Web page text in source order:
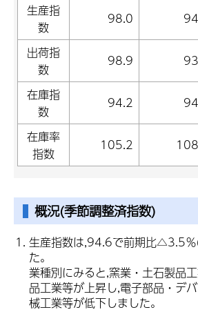
生産指
数
98.0
出荷指
数
98.9
在庫指
数
94.2
在庫率
指数
105.2
概況(季節調整済指数)
生産指数は,94.6で前期比△3.5％
た。
業種別にみると,窯業・土石製品
品工業等が上昇し,電子部品・デ
械工業等が低下しました。